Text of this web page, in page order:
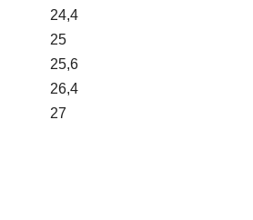
24,4
25
25,6
26,4
27